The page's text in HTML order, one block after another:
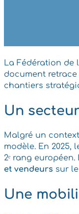
La Fédération de
document
chantiers
Un
Malgré un
modèle. En 2025,
2ᵉ rang
et vendeurs sur
Une